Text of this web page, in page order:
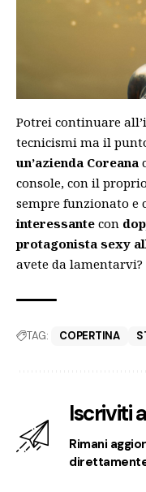
Potrei continuare
tecnicismi ma il
un’azienda Coreana
console, con il
sempre funzionato e
interessante con
protagonista sexy
avete da lamentarvi?
TAG: COPERTINA
Iscriviti
Rimani